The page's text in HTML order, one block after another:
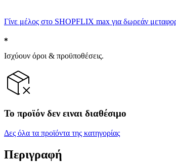
Γίνε μέλος στο SHOPFLIX max για δωρεάν
Ισχύουν όροι & προϋποθέσεις.
Το προϊόν δεν ειναι διαθέσιμο
Δες όλα τα προϊόντα της κατηγορίας
Περιγραφή